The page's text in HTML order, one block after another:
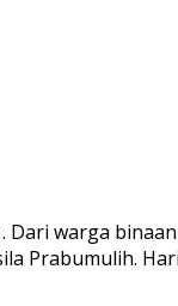
Dari warga
Prabumulih.